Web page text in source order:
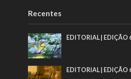
Recentes
EDITORIAL | EDIÇÃO
EDITORIAL | EDIÇÃO